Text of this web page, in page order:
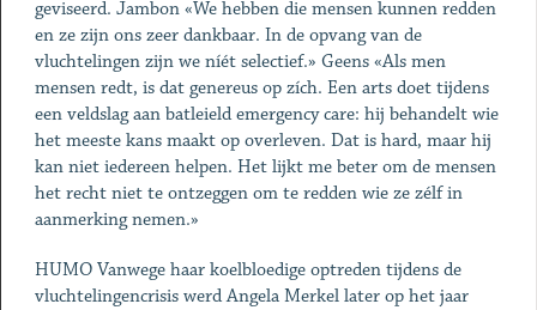
geviseerd. Jambon «We hebben die mensen kunnen redden
en ze zijn ons zeer dankbaar. In de opvang van de
vluchtelingen zijn we níét selectief.» Geens «Als men
mensen redt, is dat genereus op zích. Een arts doet tijdens
een veldslag aan batleield emergency care: hij behandelt wie
het meeste kans maakt op overleven. Dat is hard, maar hij
kan niet iedereen helpen. Het lijkt me beter om de mensen
het recht niet te ontzeggen om te redden wie ze zélf in
aanmerking nemen.»
HUMO Vanwege haar koelbloedige optreden tijdens de
vluchtelingencrisis werd Angela Merkel later op het jaar